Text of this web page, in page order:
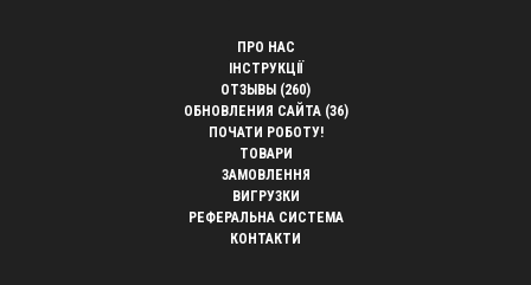
ПРО НАС
ІНСТРУКЦІЇ
ОТЗЫВЫ (260)
ОБНОВЛЕНИЯ САЙТА (36)
ПОЧАТИ РОБОТУ!
ТОВАРИ
ЗАМОВЛЕННЯ
ВИГРУЗКИ
РЕФЕРАЛЬНА СИСТЕМА
КОНТАКТИ